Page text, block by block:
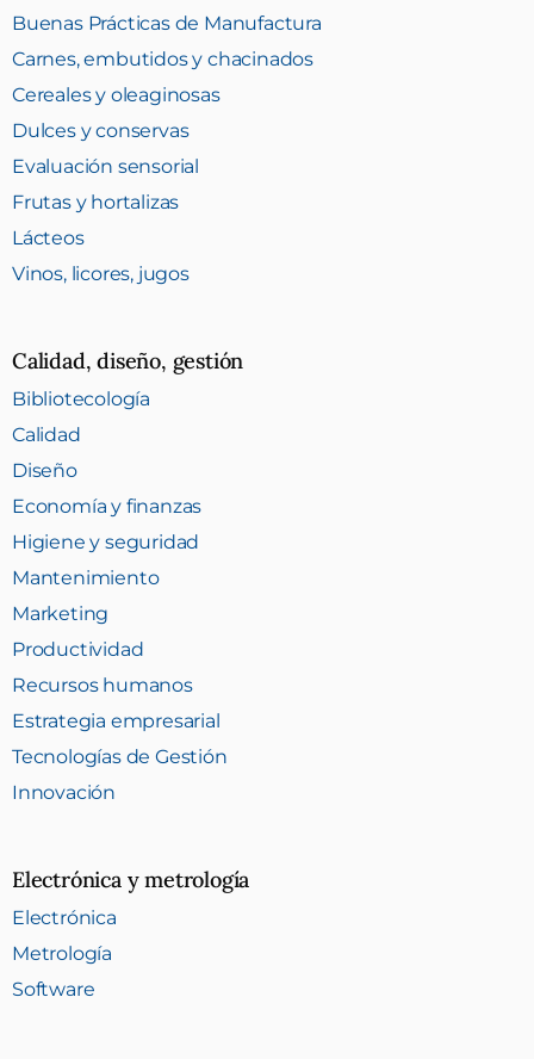
Buenas Prácticas de Manufactura
Carnes, embutidos y chacinados
Cereales y oleaginosas
Dulces y conservas
Evaluación sensorial
Frutas y hortalizas
Lácteos
Vinos, licores, jugos
Calidad, diseño, gestión
Bibliotecología
Calidad
Diseño
Economía y finanzas
Higiene y seguridad
Mantenimiento
Marketing
Productividad
Recursos humanos
Estrategia empresarial
Tecnologías de Gestión
Innovación
Electrónica y metrología
Electrónica
Metrología
Software